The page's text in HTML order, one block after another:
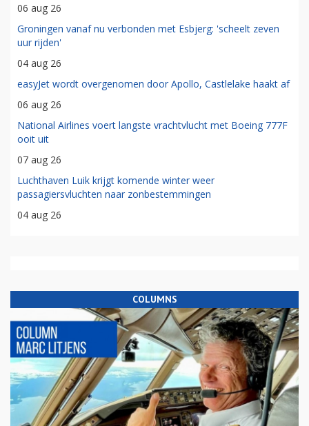
06 aug 26
Groningen vanaf nu verbonden met Esbjerg: 'scheelt zeven
uur rijden'
04 aug 26
easyJet wordt overgenomen door Apollo, Castlelake haakt af
06 aug 26
National Airlines voert langste vrachtvlucht met Boeing 777F
ooit uit
07 aug 26
Luchthaven Luik krijgt komende winter weer
passagiersvluchten naar zonbestemmingen
04 aug 26
COLUMNS